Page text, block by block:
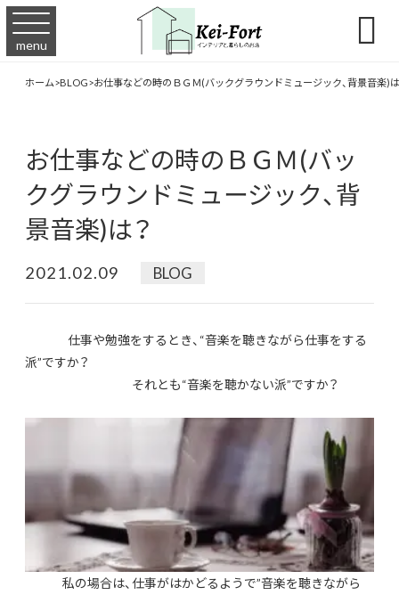
menu 
ホーム>BLOG>お仕事などの時のＢＧＭ(バックグラウンドミュージック、背景音楽)
お仕事などの時のＢＧＭ(バッ
クグラウンドミュージック、背
景音楽)は？
2021.02.09 BLOG
仕事や勉強をするとき、“音楽を聴きながら仕事をする
派”ですか？
それとも“音楽を聴かない派”ですか？
私の場合は、仕事がはかどるようで”音楽を聴きながら